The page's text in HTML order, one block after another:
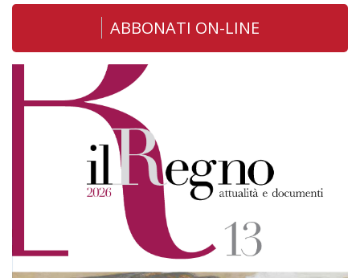
ABBONATI ON-LINE